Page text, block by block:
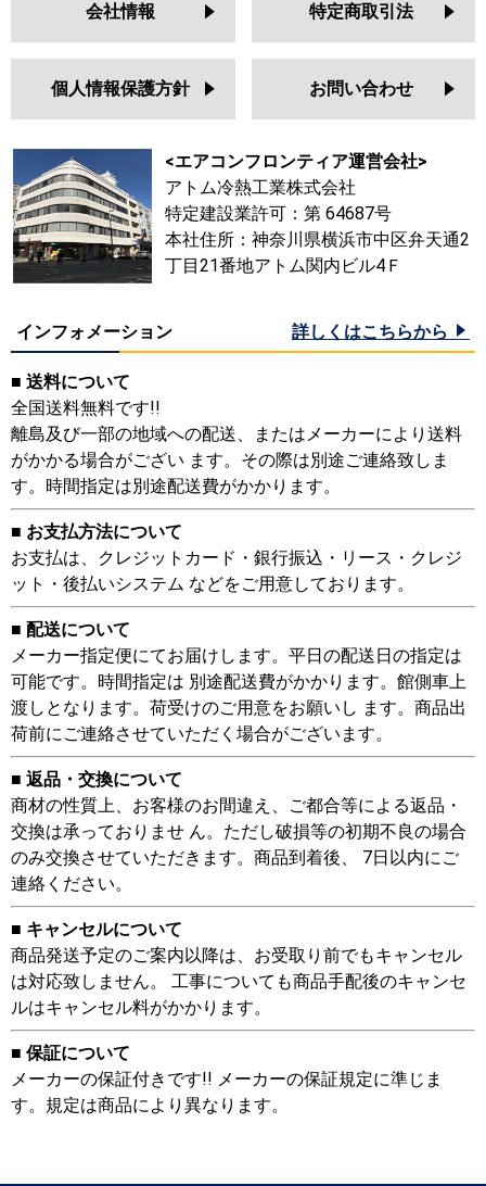
会社情報 特定商取引法
個人情報保護方針 お問い合わせ
<エアコンフロンティア運営会社>
アトム冷熱工業株式会社
特定建設業許可：第 64687号
本社住所：神奈川県横浜市中区弁天通2
丁目21番地アトム関内ビル4Ｆ
インフォメーション 詳しくはこちらから
■ 送料について
全国送料無料です!!
離島及び一部の地域への配送、またはメーカーにより送料
がかかる場合がござい ます。その際は別途ご連絡致しま
す。時間指定は別途配送費がかかります。
■ お支払方法について
お支払は、クレジットカード・銀行振込・リース・クレジ
ット・後払いシステム などをご用意しております。
■ 配送について
メーカー指定便にてお届けします。平日の配送日の指定は
可能です。時間指定は 別途配送費がかかります。館側車上
渡しとなります。荷受けのご用意をお願いし ます。商品出
荷前にご連絡させていただく場合がございます。
■ 返品・交換について
商材の性質上、お客様のお間違え、ご都合等による返品・
交換は承っておりませ ん。ただし破損等の初期不良の場合
のみ交換させていただきます。商品到着後、 7日以内にご
連絡ください。
■ キャンセルについて
商品発送予定のご案内以降は、お受取り前でもキャンセル
は対応致しません。 工事についても商品手配後のキャンセ
ルはキャンセル料がかかります。
■ 保証について
メーカーの保証付きです!! メーカーの保証規定に準じま
す。規定は商品により異なります。